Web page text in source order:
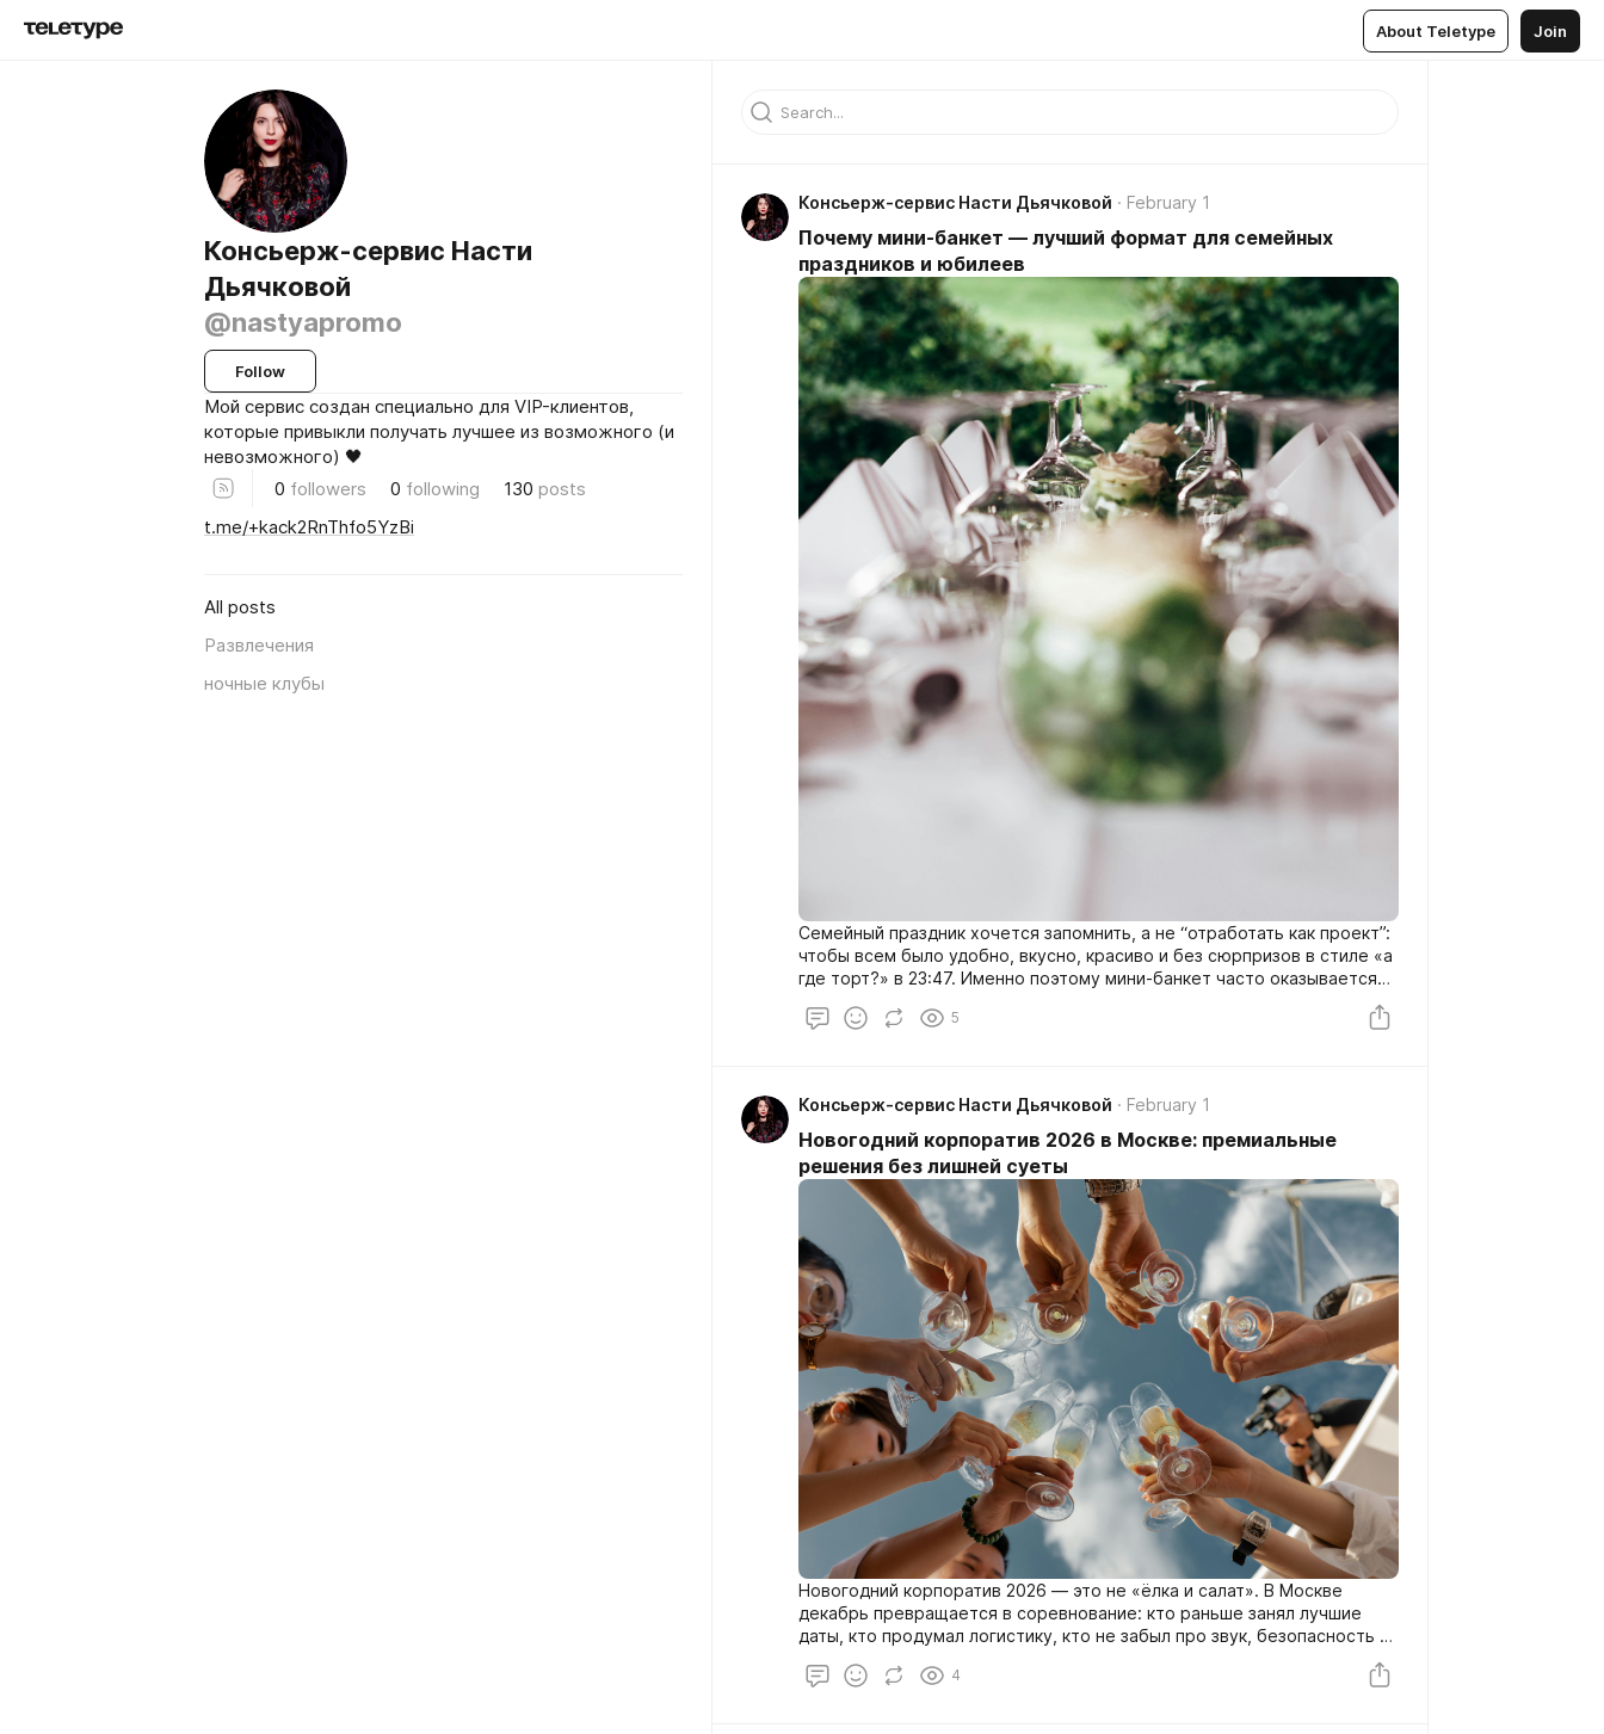
About Teletype Join
Консьерж-сервис Насти
Дьячковой
@nastyapromo
Follow
Мой сервис создан специально для VIP-клиентов,
которые привыкли получать лучшее из возможного (и
невозможного) 🖤
0 followers 0 following 130 posts
t.me/+kack2RnThfo5YzBi
All posts
Развлечения
ночные клубы
Консьерж-сервис Насти Дьячковой February 1
Почему мини-банкет — лучший формат для семейных
праздников и юбилеев
Семейный праздник хочется запомнить, а не “отработать как проект”:
чтобы всем было удобно, вкусно, красиво и без сюрпризов в стиле «а
где торт?» в 23:47. Именно поэтому мини-банкет часто оказывается
идеальным форматом — особенно для юбилеев и камерных семейных
дат.
5
Консьерж-сервис Насти Дьячковой February 1
Новогодний корпоратив 2026 в Москве: премиальные
решения без лишней суеты
Новогодний корпоратив 2026 — это не «ёлка и салат». В Москве
декабрь превращается в соревнование: кто раньше занял лучшие
даты, кто продумал логистику, кто не забыл про звук, безопасность и
кто громче, а тот, у кого всё работает как часы.
4